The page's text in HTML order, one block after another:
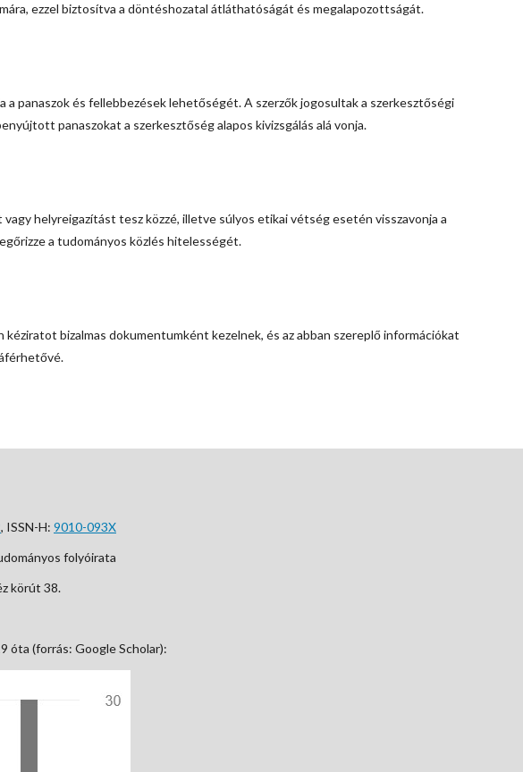
ezzel biztosítva a döntéshozatal átláthatóságát és megalapozottságát.
a panaszok és fellebbezések lehetőségét. A szerzők jogosultak a szerkesztőségi
panaszokat a szerkesztőség alapos kivizsgálás alá vonja.
helyreigazítást tesz közzé, illetve súlyos etikai vétség esetén visszavonja a
a tudományos közlés hitelességét.
bizalmas dokumentumként kezelnek, és az abban szereplő információkat
, ISSN-H: 9010-093X
folyóirata
körút 38.
óta (forrás: Google Scholar):